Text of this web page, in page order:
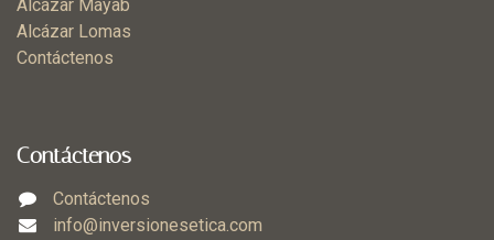
Alcázar Mayab
Alcázar Lomas
Contáctenos
Contáctenos
Contáctenos
info@inversionesetica.com